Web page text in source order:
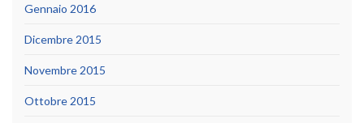
Gennaio 2016
Dicembre 2015
Novembre 2015
Ottobre 2015